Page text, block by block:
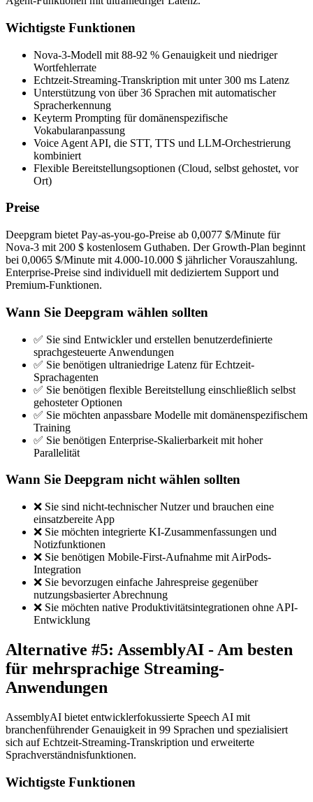
Wichtigste Funktionen
Nova-3-Modell mit 88-92 % Genauigkeit und niedriger
Wortfehlerrate
Echtzeit-Streaming-Transkription mit unter 300 ms Latenz
Unterstützung von über 36 Sprachen mit automatischer
Spracherkennung
Keyterm Prompting für domänenspezifische
Vokabularanpassung
Voice Agent API, die STT, TTS und LLM-Orchestrierung
kombiniert
Flexible Bereitstellungsoptionen (Cloud, selbst gehostet, vor
Ort)
Preise
Deepgram bietet Pay-as-you-go-Preise ab 0,0077 $/Minute für
Nova-3 mit 200 $ kostenlosem Guthaben. Der Growth-Plan beginnt
bei 0,0065 $/Minute mit 4.000-10.000 $ jährlicher Vorauszahlung.
Enterprise-Preise sind individuell mit dediziertem Support und
Premium-Funktionen.
Wann Sie Deepgram wählen sollten
✅ Sie sind Entwickler und erstellen benutzerdefinierte
sprachgesteuerte Anwendungen
✅ Sie benötigen ultraniedrige Latenz für Echtzeit-
Sprachagenten
✅ Sie benötigen flexible Bereitstellung einschließlich selbst
gehosteter Optionen
✅ Sie möchten anpassbare Modelle mit domänenspezifischem
Training
✅ Sie benötigen Enterprise-Skalierbarkeit mit hoher
Parallelität
Wann Sie Deepgram nicht wählen sollten
❌ Sie sind nicht-technischer Nutzer und brauchen eine
einsatzbereite App
❌ Sie möchten integrierte KI-Zusammenfassungen und
Notizfunktionen
❌ Sie benötigen Mobile-First-Aufnahme mit AirPods-
Integration
❌ Sie bevorzugen einfache Jahrespreise gegenüber
nutzungsbasierter Abrechnung
❌ Sie möchten native Produktivitätsintegrationen ohne API-
Entwicklung
Alternative #5: AssemblyAI - Am besten
für mehrsprachige Streaming-
Anwendungen
AssemblyAI bietet entwicklerfokussierte Speech AI mit
branchenführender Genauigkeit in 99 Sprachen und spezialisiert
sich auf Echtzeit-Streaming-Transkription und erweiterte
Sprachverständnisfunktionen.
Wichtigste Funktionen